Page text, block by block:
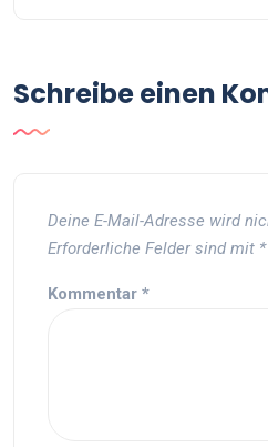
Schreibe einen
Deine E-Mail-Adresse wird
Erforderliche Felder sind mit *
Kommentar *